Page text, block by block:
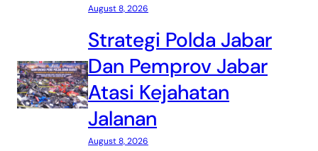
August 8, 2026
Strategi Polda Jabar
Dan Pemprov Jabar
Atasi Kejahatan
Jalanan
August 8, 2026